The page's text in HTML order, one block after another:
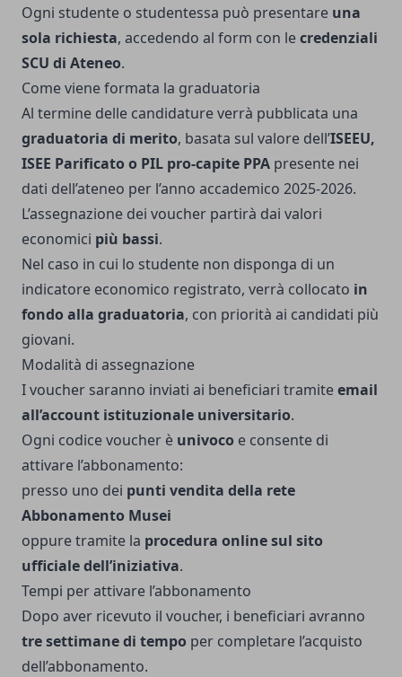
Ogni studente o studentessa può presentare una
sola richiesta, accedendo al form con lecredenziali
SCU di Ateneo.
Come viene formata la graduatoria
Al termine delle candidature verrà pubblicata una
graduatoria di merito, basata sul valore dell’ISEEU,
ISEE Parificato o PIL pro-capite PPA presente nei
dati dell’ateneo per l’anno accademico 2025-2026.
L’assegnazione dei voucher partirà dai valori
economici più bassi.
Nel caso in cui lo studente non disponga di un
indicatore economico registrato, verrà collocato in
fondo alla graduatoria, con priorità ai candidati più
giovani.
Modalità di assegnazione
I voucher saranno inviati ai beneficiari tramiteemail
all’account istituzionale universitario.
Ogni codice voucher è univoco e consente di
attivare l’abbonamento:
presso uno dei punti vendita della rete
Abbonamento Musei
oppure tramite la procedura online sul sito
ufficiale dell’iniziativa.
Tempi per attivare l’abbonamento
Dopo aver ricevuto il voucher, i beneficiari avranno
tre settimane di tempo per completare l’acquisto
dell’abbonamento.